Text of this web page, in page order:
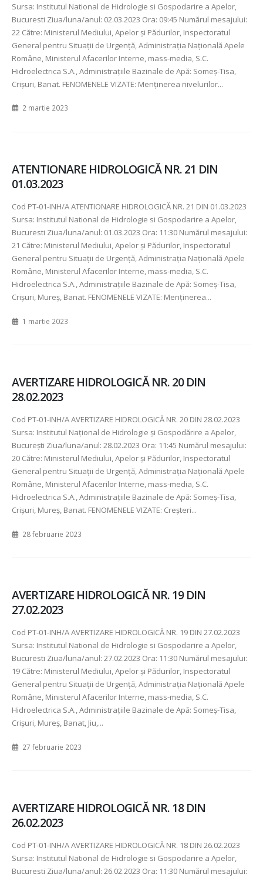
Sursa: Institutul National de Hidrologie si Gospodarire a Apelor,
Bucuresti Ziua/luna/anul: 02.03.2023 Ora: 09:45 Numărul mesajului:
22 Către: Ministerul Mediului, Apelor şi Pădurilor, Inspectoratul
General pentru Situaţii de Urgenţă, Administraţia Naţională Apele
Române, Ministerul Afacerilor Interne, mass-media, S.C.
Hidroelectrica S.A., Administraţiile Bazinale de Apă: Someş-Tisa,
Crişuri, Banat. FENOMENELE VIZATE: Menţinerea nivelurilor...
2 martie 2023
ATENTIONARE HIDROLOGICĂ NR. 21 DIN
01.03.2023
Cod PT-01-INH/A ATENTIONARE HIDROLOGICĂ NR. 21 DIN 01.03.2023
Sursa: Institutul National de Hidrologie si Gospodarire a Apelor,
Bucuresti Ziua/luna/anul: 01.03.2023 Ora: 11:30 Numărul mesajului:
21 Către: Ministerul Mediului, Apelor şi Pădurilor, Inspectoratul
General pentru Situaţii de Urgenţă, Administraţia Naţională Apele
Române, Ministerul Afacerilor Interne, mass-media, S.C.
Hidroelectrica S.A., Administraţiile Bazinale de Apă: Someş-Tisa,
Crişuri, Mureş, Banat. FENOMENELE VIZATE: Menţinerea...
1 martie 2023
AVERTIZARE HIDROLOGICĂ NR. 20 DIN
28.02.2023
Cod PT-01-INH/A AVERTIZARE HIDROLOGICĂ NR. 20 DIN 28.02.2023
Sursa: Institutul Național de Hidrologie și Gospodărire a Apelor,
București Ziua/luna/anul: 28.02.2023 Ora: 11:45 Numărul mesajului:
20 Către: Ministerul Mediului, Apelor şi Pădurilor, Inspectoratul
General pentru Situaţii de Urgenţă, Administraţia Naţională Apele
Române, Ministerul Afacerilor Interne, mass-media, S.C.
Hidroelectrica S.A., Administraţiile Bazinale de Apă: Someş-Tisa,
Crişuri, Mureş, Banat. FENOMENELE VIZATE: Creşteri...
28 februarie 2023
AVERTIZARE HIDROLOGICĂ NR. 19 DIN
27.02.2023
Cod PT-01-INH/A AVERTIZARE HIDROLOGICĂ NR. 19 DIN 27.02.2023
Sursa: Institutul National de Hidrologie si Gospodarire a Apelor,
Bucuresti Ziua/luna/anul: 27.02.2023 Ora: 11:30 Numărul mesajului:
19 Către: Ministerul Mediului, Apelor şi Pădurilor, Inspectoratul
General pentru Situaţii de Urgenţă, Administraţia Naţională Apele
Române, Ministerul Afacerilor Interne, mass-media, S.C.
Hidroelectrica S.A., Administraţiile Bazinale de Apă: Someş-Tisa,
Crişuri, Mureş, Banat, Jiu,...
27 februarie 2023
AVERTIZARE HIDROLOGICĂ NR. 18 DIN
26.02.2023
Cod PT-01-INH/A AVERTIZARE HIDROLOGICĂ NR. 18 DIN 26.02.2023
Sursa: Institutul National de Hidrologie si Gospodarire a Apelor,
Bucuresti Ziua/luna/anul: 26.02.2023 Ora: 11:30 Numărul mesajului: